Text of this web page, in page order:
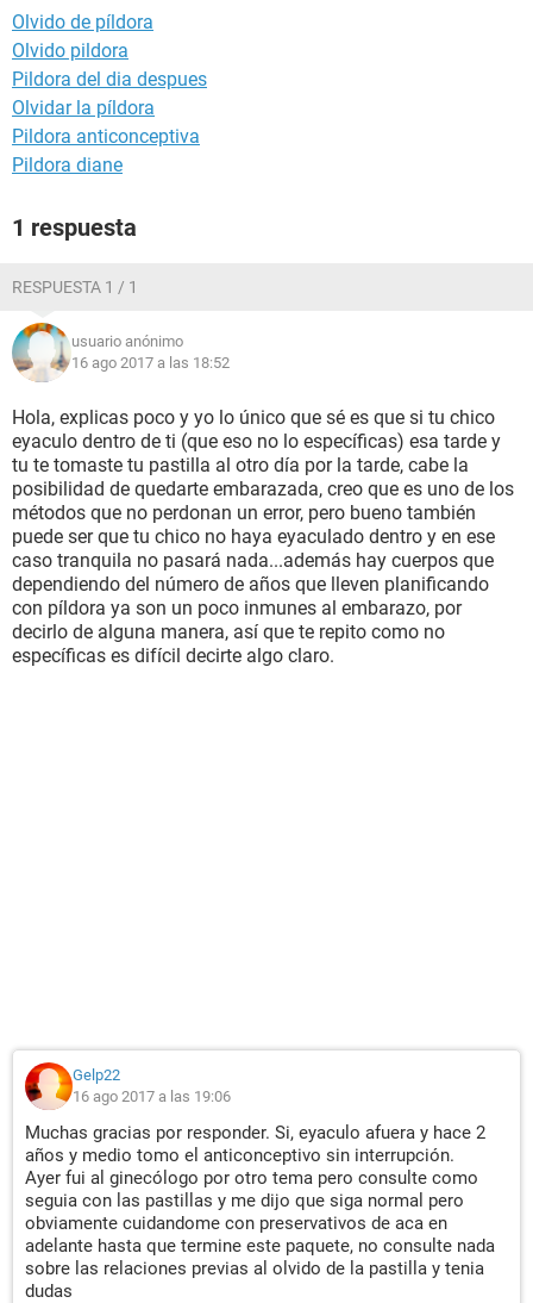
Olvido de píldora
Olvido pildora
Pildora del dia despues
Olvidar la píldora
Pildora anticonceptiva
Pildora diane
1 respuesta
RESPUESTA 1 / 1
usuario anónimo
16 ago 2017 a las 18:52
Hola, explicas poco y yo lo único que sé es que si tu chico
eyaculo dentro de ti (que eso no lo específicas) esa tarde y
tu te tomaste tu pastilla al otro día por la tarde, cabe la
posibilidad de quedarte embarazada, creo que es uno de los
métodos que no perdonan un error, pero bueno también
puede ser que tu chico no haya eyaculado dentro y en ese
caso tranquila no pasará nada...además hay cuerpos que
dependiendo del número de años que lleven planificando
con píldora ya son un poco inmunes al embarazo, por
decirlo de alguna manera, así que te repito como no
específicas es difícil decirte algo claro.
Gelp22
16 ago 2017 a las 19:06
Muchas gracias por responder. Si, eyaculo afuera y hace 2
años y medio tomo el anticonceptivo sin interrupción.
Ayer fui al ginecólogo por otro tema pero consulte como
seguia con las pastillas y me dijo que siga normal pero
obviamente cuidandome con preservativos de aca en
adelante hasta que termine este paquete, no consulte nada
sobre las relaciones previas al olvido de la pastilla y tenia
dudas